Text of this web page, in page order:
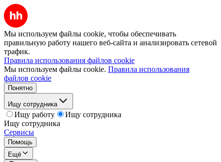
Мы используем файлы cookie, чтобы обеспечивать
правильную работу нашего веб-сайта и анализировать сетевой
трафик.
Правила использования файлов cookie
Мы используем файлы cookie. Правила использования
файлов cookie
Понятно
Ищу сотрудника
Ищу работу
Ищу сотрудника
Ищу сотрудника
Сервисы
Помощь
Ещё